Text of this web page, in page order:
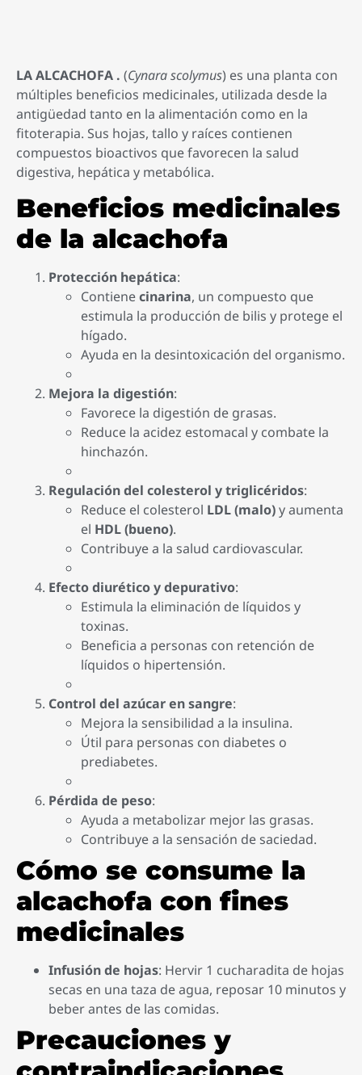
LA ALCACHOFA . (Cynara scolymus) es una planta con
múltiples beneficios medicinales, utilizada desde la
antigüedad tanto en la alimentación como en la
fitoterapia. Sus hojas, tallo y raíces contienen
compuestos bioactivos que favorecen la salud
digestiva, hepática y metabólica.
Beneficios medicinales
de la alcachofa
Protección hepática:
Contienecinarina, un compuesto que
estimula la producción de bilis y protege el
hígado.
Ayuda en la desintoxicación del organismo.
Mejora la digestión:
Favorece la digestión de grasas.
Reduce la acidez estomacal y combate la
hinchazón.
Regulación del colesterol y triglicéridos:
Reduce el colesterol LDL (malo)y aumenta
el HDL (bueno).
Contribuye a la salud cardiovascular.
Efecto diurético y depurativo:
Estimula la eliminación de líquidos y
toxinas.
Beneficia a personas con retención de
líquidos o hipertensión.
Control del azúcar en sangre:
Mejora la sensibilidad a la insulina.
Útil para personas con diabetes o
prediabetes.
Pérdida de peso:
Ayuda a metabolizar mejor las grasas.
Contribuye a la sensación de saciedad.
Cómo se consume la
alcachofa con fines
medicinales
Infusión de hojas: Hervir 1 cucharadita de hojas
secas en una taza de agua, reposar 10 minutos y
beber antes de las comidas.
Precauciones y